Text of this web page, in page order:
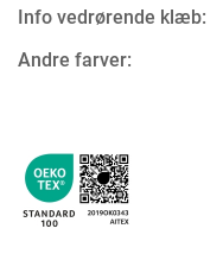
Info vedrørende klæb:
Andre farver: